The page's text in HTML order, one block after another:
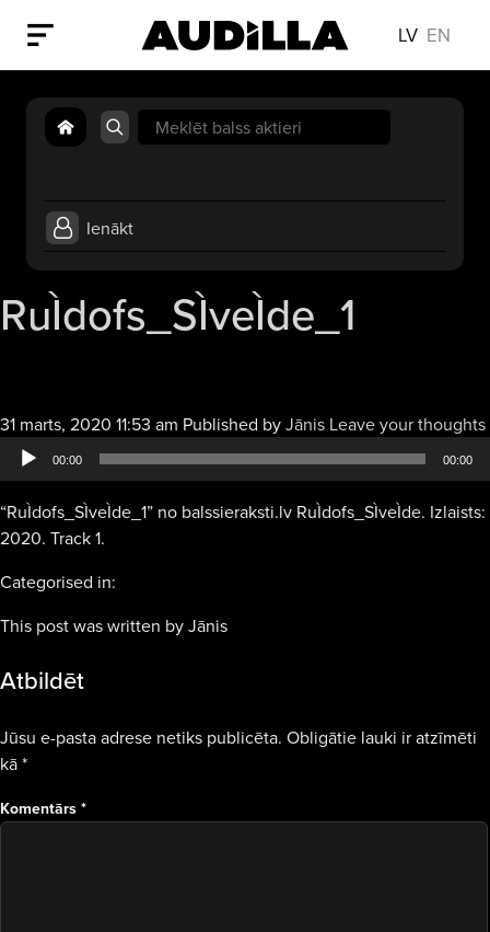
LV EN
Search
for:
Ienākt
RuÌdofs_SÌveÌde_1
31 marts, 2020 11:53 am Published byJānis Leave your thoughts
00:00 00:00
“RuÌdofs_SÌveÌde_1” no balssieraksti.lv RuÌdofs_SÌveÌde. Izlaists:
2020. Track 1.
Categorised in:
This post was written by Jānis
Atbildēt
Jūsu e-pasta adrese netiks publicēta. Obligātie lauki ir atzīmēti
kā*
Komentārs *